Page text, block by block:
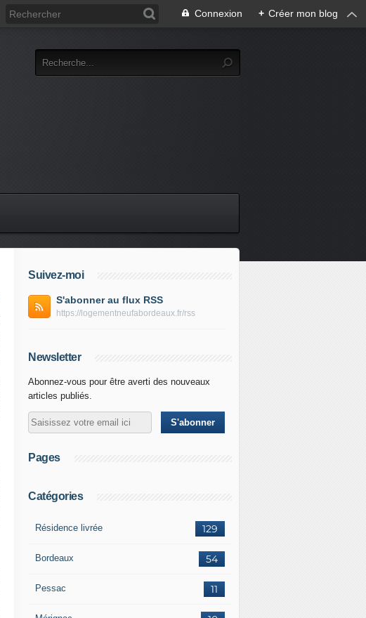
Connexion + Créer mon blog
Suivez-moi
S'abonner au flux RSS
https://logementneufabordeaux.fr/rss
Newsletter
Abonnez-vous pour être averti des nouveaux
articles publiés.
Pages
Catégories
129
Résidence livrée
54
Bordeaux
11
Pessac